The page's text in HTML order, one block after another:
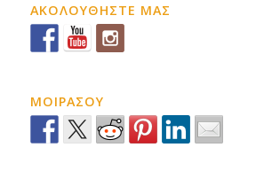
ΑΚΟΛΟΥΘΗΣΤΕ ΜΑΣ
ΜΟΙΡΑΣΟΥ